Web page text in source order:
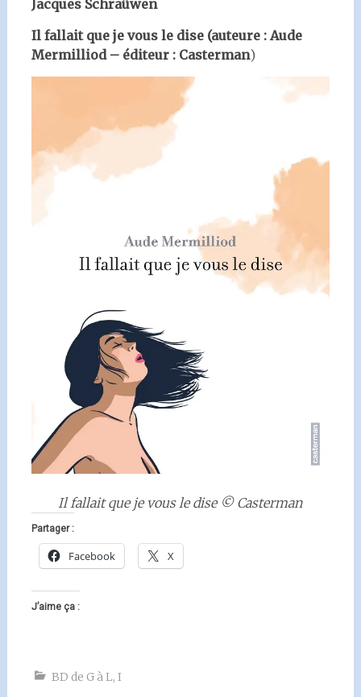
Jacques Schraûwen
Il fallait que je vous le dise (auteure : Aude
Mermilliod – éditeur : Casterman)
Il fallait que je vous le dise © Casterman
Partager :
Facebook X
J’aime ça :
BD de G à L, I